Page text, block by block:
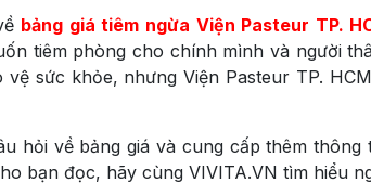
bảng giá tiêm ngừa Viện Pasteur TP.
tiêm phòng cho chính mình và người
vệ sức khỏe, nhưng Viện Pasteur TP.
hỏi về bảng giá và cung cấp thêm
bạn đọc, hãy cùng VIVITA.VN tìm hiểu